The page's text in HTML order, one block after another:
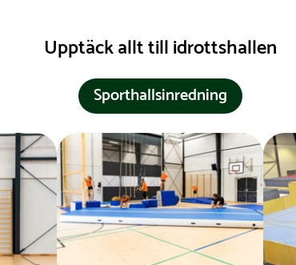
Upptäck allt till idrottshallen
Sporthallsinredning